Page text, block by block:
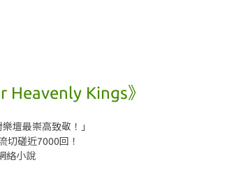
Heavenly Kings》
壇最崇高致敬！」
切磋近7000回！
絡小說